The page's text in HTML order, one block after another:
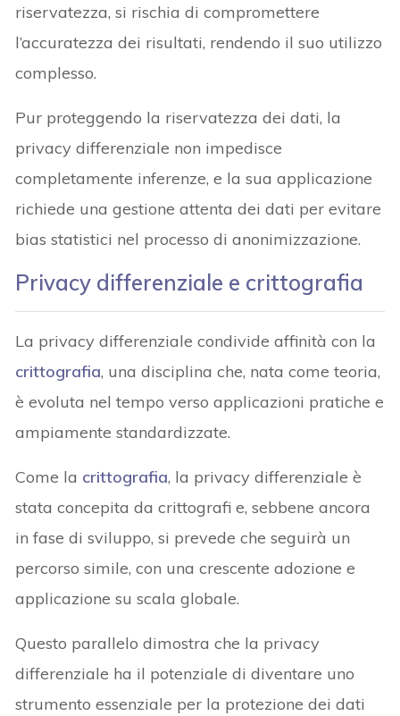
riservatezza, si rischia di compromettere
l’accuratezza dei risultati, rendendo il suo utilizzo
complesso.
Pur proteggendo la riservatezza dei dati, la
privacy differenziale non impedisce
completamente inferenze, e la sua applicazione
richiede una gestione attenta dei dati per evitare
bias statistici nel processo di anonimizzazione.
Privacy differenziale e crittografia
La privacy differenziale condivide affinità con la
crittografia, una disciplina che, nata come teoria,
è evoluta nel tempo verso applicazioni pratiche e
ampiamente standardizzate.
Come la crittografia, la privacy differenziale è
stata concepita da crittografi e, sebbene ancora
in fase di sviluppo, si prevede che seguirà un
percorso simile, con una crescente adozione e
applicazione su scala globale.
Questo parallelo dimostra che la privacy
differenziale ha il potenziale di diventare uno
strumento essenziale per la protezione dei dati